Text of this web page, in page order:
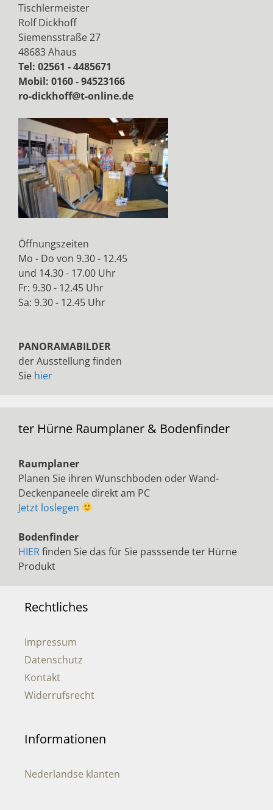
Tischlermeister
Rolf Dickhoff
Siemensstraße 27
48683 Ahaus
Tel: 02561 - 4485671
Mobil: 0160 - 94523166
ro-dickhoff@t-online.de
Öffnungszeiten
Mo - Do von 9.30 - 12.45
und 14.30 - 17.00 Uhr
Fr: 9.30 - 12.45 Uhr
Sa: 9.30 - 12.45 Uhr
PANORAMABILDER
der Ausstellung finden
Sie hier
ter Hürne Raumplaner & Bodenfinder
Raumplaner
Planen Sie ihren Wunschboden oder Wand-
Deckenpaneele direkt am PC
Jetzt loslegen
Bodenfinder
HIERfinden Sie das für Sie passsende ter Hürne
Produkt
Rechtliches
Impressum
Datenschutz
Kontakt
Widerrufsrecht
Informationen
Nederlandse klanten